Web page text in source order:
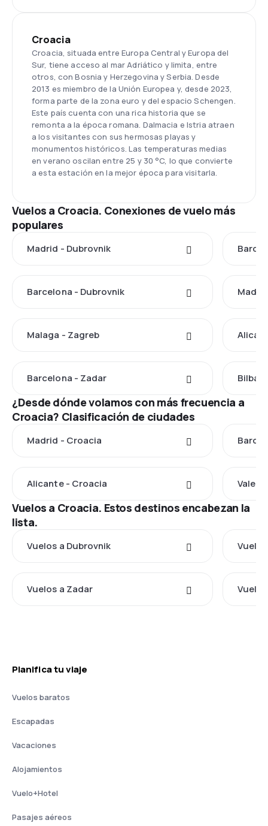
Croacia
Croacia, situada entre Europa Central y Europa del
Sur, tiene acceso al mar Adriático y limita, entre
otros, con Bosnia y Herzegovina y Serbia. Desde
2013 es miembro de la Unión Europea y, desde 2023,
forma parte de la zona euro y del espacio Schengen.
Este país cuenta con una rica historia que se
remonta a la época romana. Dalmacia e Istria atraen
a los visitantes con sus hermosas playas y
monumentos históricos. Las temperaturas medias
en verano oscilan entre 25 y 30 °C, lo que convierte
a esta estación en la mejor época para visitarla.
Vuelos a Croacia. Conexiones de vuelo más
populares
Madrid - Dubrovnik
Barcelona - Dubrovnik
Malaga - Zagreb
Barcelona - Zadar Bilbao
¿Desde dónde volamos con más frecuencia a
Croacia? Clasificación de ciudades
Madrid - Croacia
Alicante - Croacia
Vuelos a Croacia. Estos destinos encabezan la
lista.
Vuelos a Dubrovnik
Vuelos a Zadar
Planifica tu viaje
Vuelos baratos
Escapadas
Vacaciones
Alojamientos
Vuelo+Hotel
Pasajes aéreos